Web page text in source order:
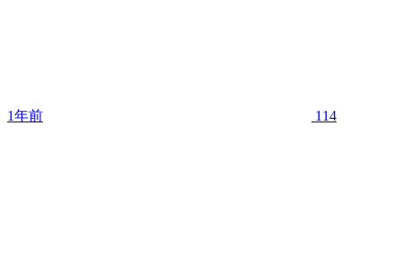
1年前 114